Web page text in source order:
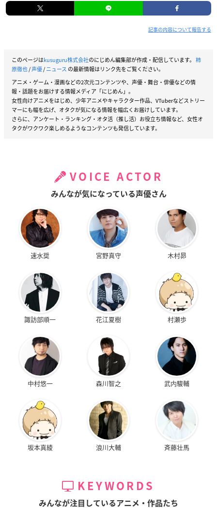
記事の内容について報告する
このページはkusuguru株式会社のにじめん編集部が作成・配信しています。 柿
原徹也/声優/ニュース の最新情報はリンク先をご覧ください。
アニメ・ゲーム・漫画などの2次元コンテンツや、声優・舞台・俳優などの情
報・話題をお届けする情報メディア「にじめん」。
女性向けアニメをはじめ、少年アニメやキャラクター作品、VTuberなどストリー
マーにも幅を広げ、オタクが気になる情報を幅広くお届けしています。
さらに、アンケート・ランキング・オタ活（推し活）お役立ち情報など、女性オ
タクがワクワク楽しめるようなコンテンツも発信しています。
VOICE ACTOR
みんなが気になっている声優さん
速水奨 宮野真守 木村昴
諏訪部順一 花江夏樹 村瀬歩
中村悠一 森川智之 武内駿輔
坂本真綾 浪川大輔 斉藤壮馬
KEYWORDS
みんなが注目しているアニメ・作品たち